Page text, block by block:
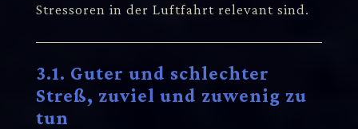
Stressoren in der Luftfahrt relevant sind.
3.1. Guter und schlechter
Streß, zuviel und zuwenig zu
tun